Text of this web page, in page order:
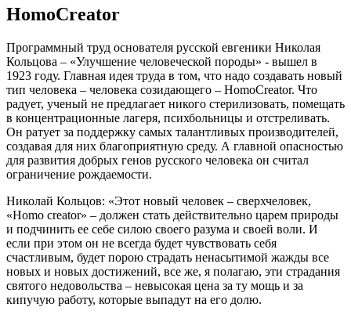
HomoCreator
Программный труд основателя русской евгеники Николая
Кольцова – «Улучшение человеческой породы» - вышел в
1923 году. Главная идея труда в том, что надо создавать новый
тип человека – человека созидающего – HomoCreator. Что
радует, ученый не предлагает никого стерилизовать, помещать
в концентрационные лагеря, психбольницы и отстреливать.
Он ратует за поддержку самых талантливых производителей,
создавая для них благоприятную среду. А главной опасностью
для развития добрых генов русского человека он считал
ограничение рождаемости.
Николай Кольцов: «Этот новый человек – сверхчеловек,
«Homo creator» – должен стать действительно царем природы
и подчинить ее себе силою своего разума и своей воли. И
если при этом он не всегда будет чувствовать себя
счастливым, будет порою страдать ненасытимой жажды все
новых и новых достижений, все же, я полагаю, эти страдания
святого недовольства – невысокая цена за ту мощь и за
кипучую работу, которые выпадут на его долю.